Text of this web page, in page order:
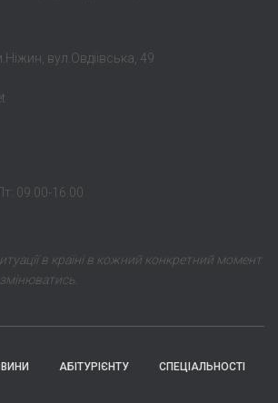
вул.Овдіівська, 49
09.00-16.00
в країні в кожний конкретний момент
АБІТУРІЄНТУ СПЕЦІАЛЬНОСТІ